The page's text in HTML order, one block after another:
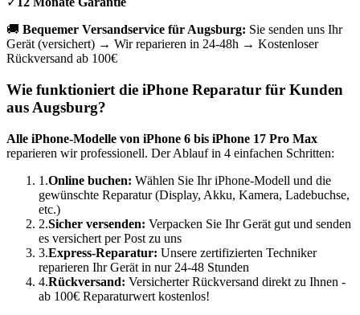
🚚 Bequemer Versandservice für Augsburg: Sie senden uns Ihr
Gerät (versichert) → Wir reparieren in 24-48h → Kostenloser
Rückversand ab 100€
Wie funktioniert die iPhone Reparatur für Kunden
aus Augsburg?
Alle iPhone-Modelle von iPhone 6 bis iPhone 17 Pro Max
reparieren wir professionell. Der Ablauf in 4 einfachen Schritten:
1.Online buchen: Wählen Sie Ihr iPhone-Modell und die
gewünschte Reparatur (Display, Akku, Kamera, Ladebuchse,
etc.)
2.Sicher versenden: Verpacken Sie Ihr Gerät gut und senden
es versichert per Post zu uns
3.Express-Reparatur: Unsere zertifizierten Techniker
reparieren Ihr Gerät in nur 24-48 Stunden
4.Rückversand: Versicherter Rückversand direkt zu Ihnen -
ab 100€ Reparaturwert kostenlos!